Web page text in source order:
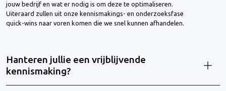
jouw bedrijf en wat er nodig is om deze te optimaliseren.
Uiteraard zullen uit onze kennismakings- en onderzoeksfase
quick-wins naar voren komen die we snel kunnen afhandelen.
Hanteren jullie een vrijblijvende
kennismaking?